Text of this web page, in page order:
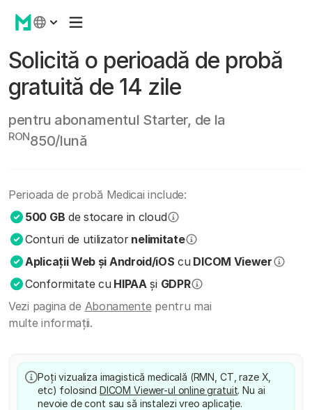
Solicită o perioadă de probă
gratuită de 14 zile
pentru abonamentul Starter, de la
RON850/lună
Perioada de probă Medicai include:
500 GB de stocare in cloud
Conturi de utilizatornelimitate
Aplicații Web și Android/iOS cu DICOM Viewer
Conformitate cu HIPAA și GDPR
Vezi pagina de Abonamentepentru mai
multe informații.
Poți vizualiza imagistică medicală (RMN, CT, raze X,
etc) folosind DICOM Viewer-ul online gratuit. Nu ai
nevoie de cont sau să instalezi vreo aplicație.